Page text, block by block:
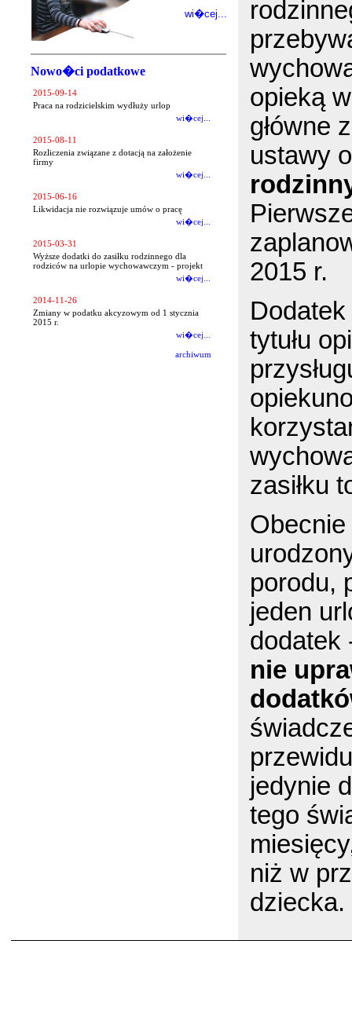
wi�cej...
Nowo�ci podatkowe
2015-09-14
Praca na rodzicielskim wydłuży urlop
wi�cej...
2015-08-11
Rozliczenia związane z dotacją na założenie
firmy
wi�cej...
2015-06-16
Likwidacja nie rozwiązuje umów o pracę
wi�cej...
2015-03-31
Wyższe dodatki do zasiłku rodzinnego dla
rodziców na urlopie wychowawczym - projekt
wi�cej...
2014-11-26
Zmiany w podatku akcyzowym od 1 stycznia
2015 r.
wi�cej...
archiwum
opieką
główne
ustawy
2015 r.
Dodatek
tytułu
zasiłku
porodu,
jeden
dodatek
nie
jedynie
tego
niż w
dziecka.